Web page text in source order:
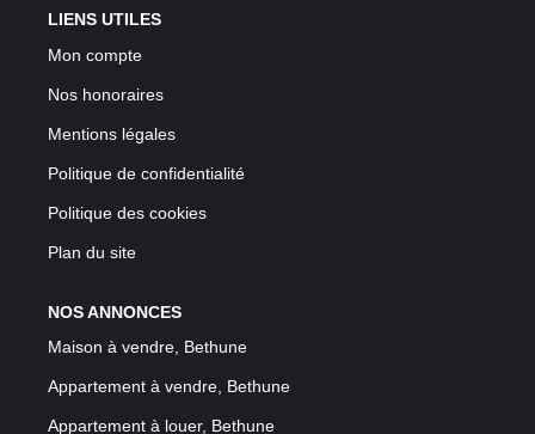
LIENS UTILES
Mon compte
Nos honoraires
Mentions légales
Politique de confidentialité
Politique des cookies
Plan du site
NOS ANNONCES
Maison à vendre, Bethune
Appartement à vendre, Bethune
Appartement à louer, Bethune